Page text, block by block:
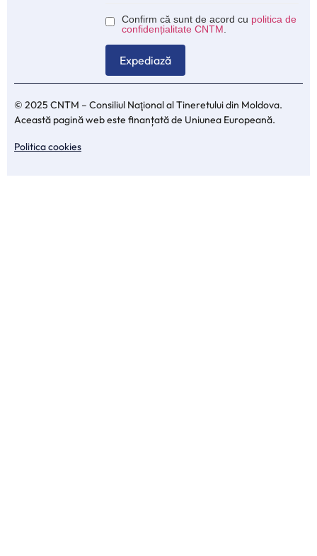
Confirm că sunt de acord cu politica de
confidențialitate CNTM
© 2025 CNTM – Consiliul Naţional al Tineretului din Moldova.
Această pagină web este finanțată de Uniunea Europeană.
Politica cookies